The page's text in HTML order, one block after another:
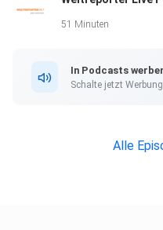
51 Minuten
In Podcasts
Schalte jetzt
Alle